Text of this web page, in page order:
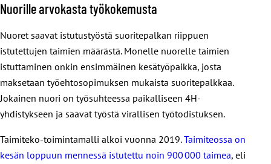
Nuorille arvokasta työkokemusta
Nuoret saavat istutustyöstä suoritepalkan riippuen
istutettujen taimien määrästä. Monelle nuorelle taimien
istuttaminen onkin ensimmäinen kesätyöpaikka, josta
maksetaan työehtosopimuksen mukaista suoritepalkkaa.
Jokainen nuori on työsuhteessa paikalliseen 4H-
yhdistykseen ja saavat työstä virallisen työtodistuksen.
Taimiteko-toimintamalli alkoi vuonna 2019.Taimiteossa on
kesän loppuun mennessä istutettu noin 900 000 taimea, eli